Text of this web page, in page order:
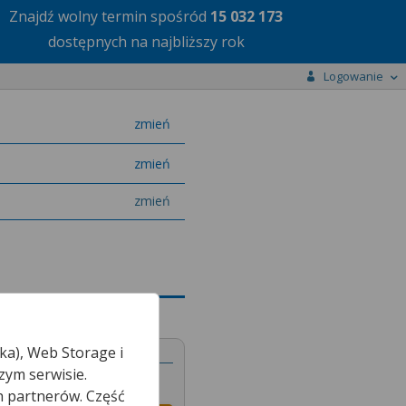
Znajdź wolny termin spośród 15 032 173
dostępnych na najbliższy rok
Logowanie
zmień
miasto
zmień
specjalizację
zmień
Web Storage i
serwisie.
partnerów. Część